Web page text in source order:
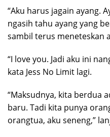
“Aku harus jagain ayang.
ngasih tahu ayang yang
sambil terus meneteskan
“I love you. Jadi aku ini
kata Jess No Limit lagi.
“Maksudnya, kita berdua
baru. Tadi kita punya
orangtua, aku seneng,”